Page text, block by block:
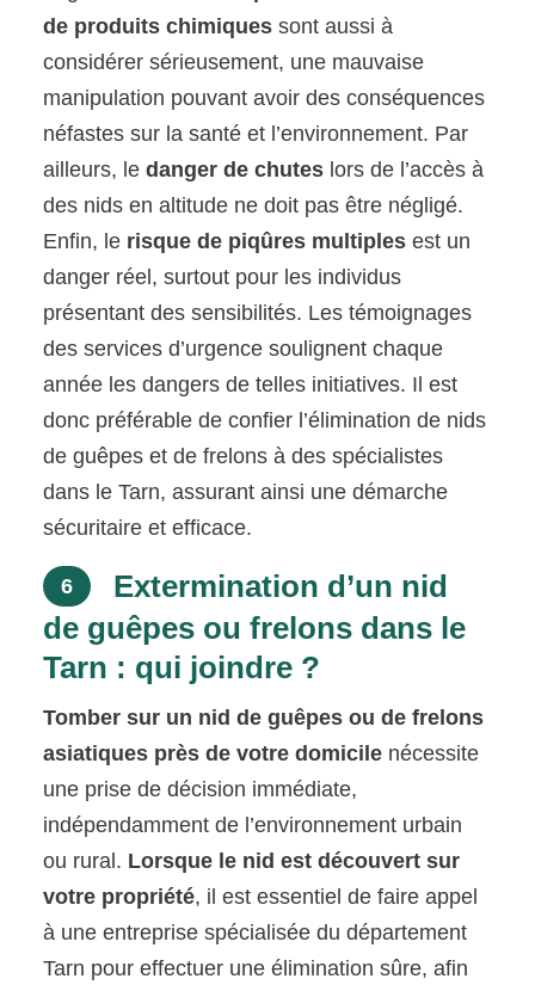
de produits chimiques sont aussi à
considérer sérieusement, une mauvaise
manipulation pouvant avoir des conséquences
néfastes sur la santé et l’environnement. Par
ailleurs, ledanger de chutes lors de l’accès à
des nids en altitude ne doit pas être négligé.
Enfin, le risque de piqûres multiples est un
danger réel, surtout pour les individus
présentant des sensibilités. Les témoignages
des services d’urgence soulignent chaque
année les dangers de telles initiatives. Il est
donc préférable de confier l’élimination de nids
de guêpes et de frelons à des spécialistes
dans le Tarn, assurant ainsi une démarche
sécuritaire et efficace.
6
Extermination d’un nid
de guêpes ou frelons dans le
Tarn : qui joindre ?
Tomber sur un nid de guêpes ou de frelons
asiatiques près de votre domicile nécessite
une prise de décision immédiate,
indépendamment de l’environnement urbain
ou rural. Lorsque le nid est découvert sur
votre propriété, il est essentiel de faire appel
à une entreprise spécialisée du département
Tarn pour effectuer une élimination sûre, afin